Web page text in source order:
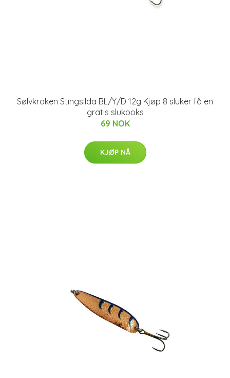
Sølvkroken Stingsilda BL/Y/D 12g Kjøp 8 sluker få en
gratis slukboks
69 NOK
KJØP NÅ